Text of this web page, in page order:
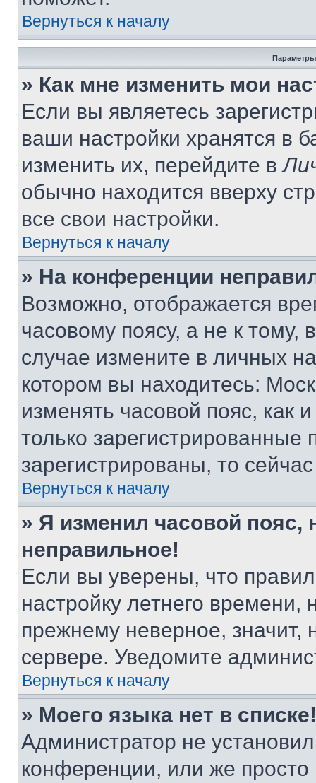
Вернуться к началу
Параметры
» Как мне изменить мои
Если вы являетесь
ваши настройки хранятся в
изменить их, перейдите в
обычно находится вверху
все свои настройки.
Вернуться к началу
» На конференции
Возможно, отображается
часовому поясу, а не к тому,
случае измените в личных
котором вы находитесь:
изменять часовой пояс, как
только
зарегистрированы, то
Вернуться к началу
» Я изменил часовой пояс,
неправильное!
Если вы уверены, что
настройку летнего
прежнему неверное, значит,
сервере. Уведомите
Вернуться к началу
» Моего языка нет в списке!
Администратор не
конференции, или же